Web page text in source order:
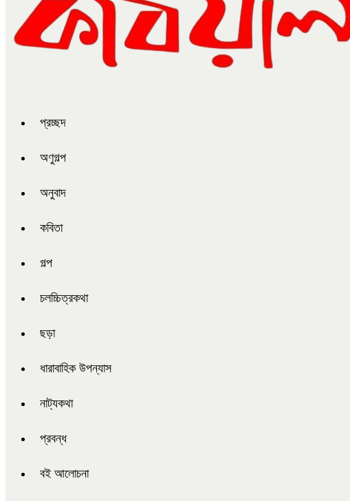
প্রচ্ছদ
অণুগল্প
অনুবাদ
কবিতা
গল্প
চলচ্চিত্রকথা
ছড়া
ধারাবাহিক উপন্যাস
নাট্যকথা
প্রবন্ধ
বই আলোচনা